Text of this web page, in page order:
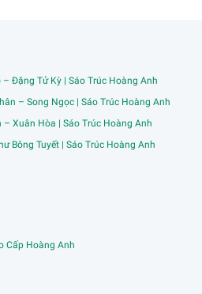
Đặng Tử Kỳ | Sáo Trúc Hoàng Anh
– Song Ngọc | Sáo Trúc Hoàng Anh
Xuân Hòa | Sáo Trúc Hoàng Anh
Bông Tuyết | Sáo Trúc Hoàng Anh
Cấp Hoàng Anh